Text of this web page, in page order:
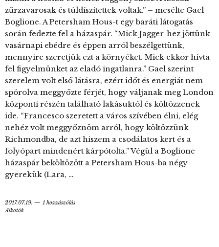
zűrzavarosak és túldíszítettek voltak.” – mesélte Gael
Boglione. A Petersham Hous-t egy baráti látogatás
során fedezte fel a házaspár. “Mick Jagger-hez jöttünk
vasárnapi ebédre és éppen arról beszélgettünk,
mennyire szeretjük ezt a környéket. Mick ekkor hívta
fel figyelmünket az eladó ingatlanra.” Gael szerint
szerelem volt első látásra, ezért időt és energiát nem
spórolva meggyőzte férjét, hogy váljanak meg London
központi részén található lakásuktól és költözzenek
ide. “Francesco szeretett a város szívében élni, elég
nehéz volt meggyőznöm arról, hogy költözzünk
Richmondba, de azt hiszem a csodálatos kert és a
folyópart mindenért kárpótolta.” Végül a Boglione
házaspár beköltözött a Petersham Hous-ba négy
gyerekük (Lara, …
2017.07.19.
1 hozzászólás
Alkotók